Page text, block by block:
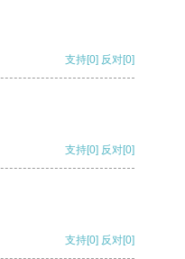
支持[0] 反对[0]
支持[0] 反对[0]
支持[0] 反对[0]